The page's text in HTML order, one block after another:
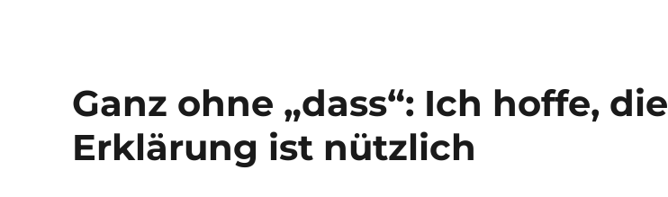
Ganz ohne „dass“: Ich hoffe, die
Erklärung ist nützlich